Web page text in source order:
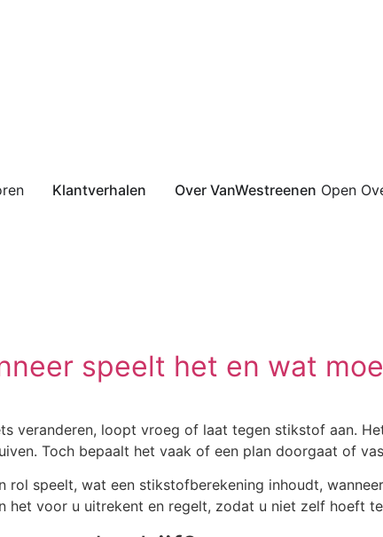
Klantverhalen Over VanWestreenen Open
speelt het en wat
veranderen, loopt vroeg of laat tegen stikstof aan.
Toch bepaalt het vaak of een plan doorgaat of
rol speelt, wat een stikstofberekening inhoudt,
het voor u uitrekent en regelt, zodat u niet zelf hoeft